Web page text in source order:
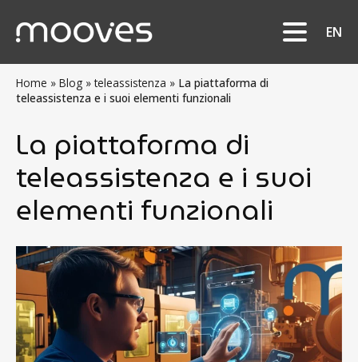
EN
Home » Blog »teleassistenza » La piattaforma di
teleassistenza e i suoi elementi funzionali
La piattaforma di
teleassistenza e i suoi
elementi funzionali